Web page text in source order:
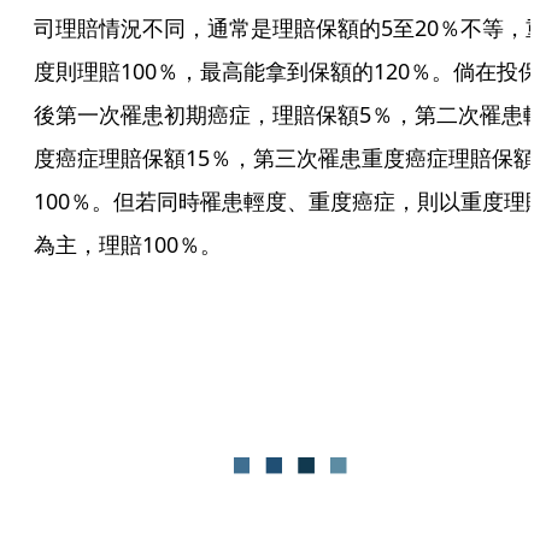
司理賠情況不同，通常是理賠保額的5至20％不等，
度則理賠100％，最高能拿到保額的120％。倘在投保
後第一次罹患初期癌症，理賠保額5％，第二次罹患
度癌症理賠保額15％，第三次罹患重度癌症理賠保額
100％。但若同時罹患輕度、重度癌症，則以重度理
為主，理賠100％。